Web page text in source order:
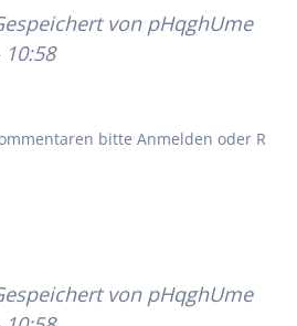
von pHqghUme
bitte Anmelden oder R
von pHqghUme